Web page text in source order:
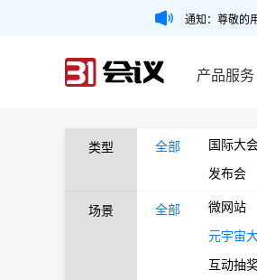
通知：尊敬的
产品服务
类型 全部 国际大
发布会
场景 全部 微网站
元宇宙
互动抽